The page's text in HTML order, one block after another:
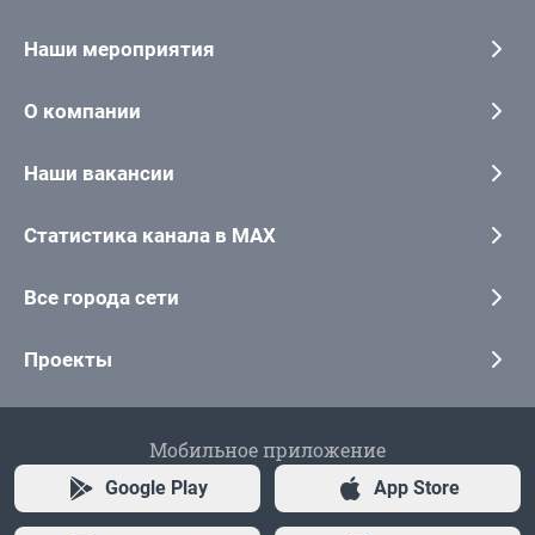
Наши мероприятия
О компании
Наши вакансии
Статистика канала в MAX
Все города сети
Проекты
Мобильное приложение
Google Play App Store